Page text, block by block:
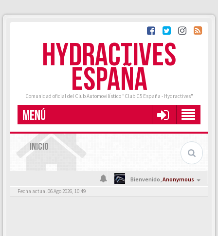
HYDRACTIVES
ESPAÑA
Comunidad oficial del Club Automovilístico "Club C5 España - Hydractives"
MENÚ
INICIO
Bienvenido,Anonymous
Fecha actual 06 Ago 2026, 10:49